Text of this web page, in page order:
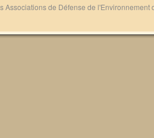
Associations de Défense de l'Environnement